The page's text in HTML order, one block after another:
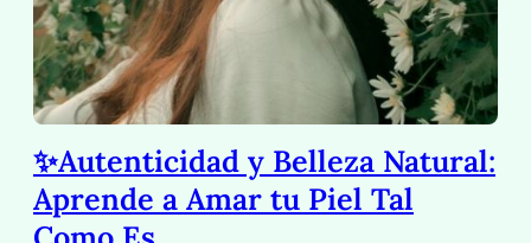
✨Autenticidad y Belleza Natural:
Aprende a Amar tu Piel Tal